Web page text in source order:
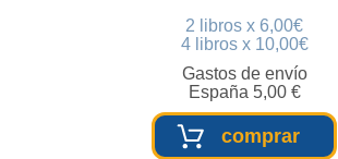
2 libros x 6,00€
4 libros x 10,00€
Gastos de envío
España 5,00 €
comprar